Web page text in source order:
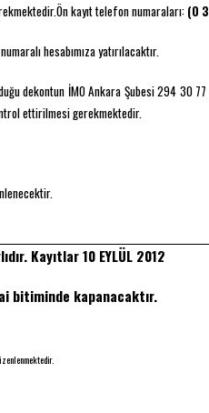
kayıt telefon numaraları:(0
hesabımıza yatırılacaktır.
dekontun İMO Ankara Şubesi 294 30
ettirilmesi gerekmektedir.
Kayıtlar 10 EYLÜL 2012
bitiminde kapanacaktır.